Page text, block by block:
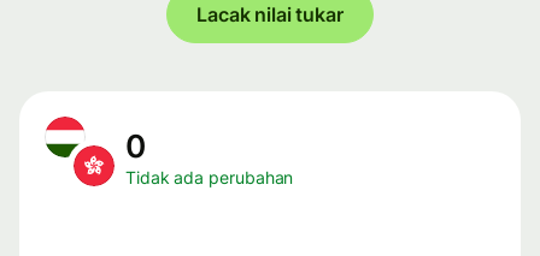
Lacak nilai tukar
0
Tidak ada perubahan